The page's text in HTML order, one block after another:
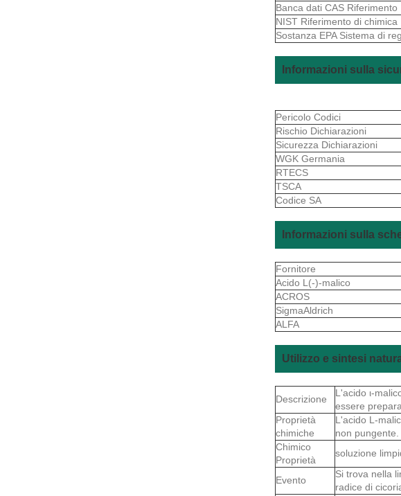
Banca dati CAS Riferimento
NIST Riferimento di chimica
Sostanza EPA Sistema di
Informazioni sulla
Pericolo Codici
Rischio Dichiarazioni
Sicurezza Dichiarazioni
WGK Germania
RTECS
TSCA
Codice SA
Informazioni sulla
Fornitore
Acido L(-)-malico
ACROS
SigmaAldrich
ALFA
Utilizzo e sintesi
Descrizione
L'acido ι-
essere
Proprietà
chimiche
L'acido L-
non pungente.
Chimico
Proprietà
soluzione
Evento
Si trova nella
radice di